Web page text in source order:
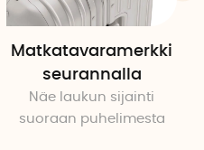
Matkatavaramerkki
seurannalla
Näe laukun sijainti
suoraan puhelimesta